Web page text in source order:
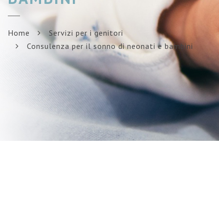
Home
Servizi per i genitori
Consulenza per il sonno di neonati e bambini